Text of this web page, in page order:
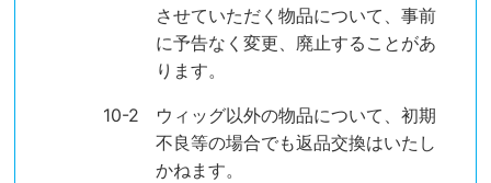
させていただく物品について、事前
に予告なく変更、廃止することがあ
ります。
ウィッグ以外の物品について、初期
不良等の場合でも返品交換はいたし
かねます。